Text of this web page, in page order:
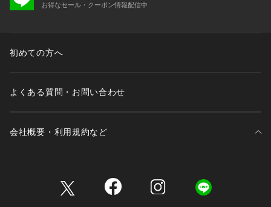
お得なセール・クーポン情報配信中
初めての方へ
よくある質問・お問い合わせ
会社概要・利用規約など